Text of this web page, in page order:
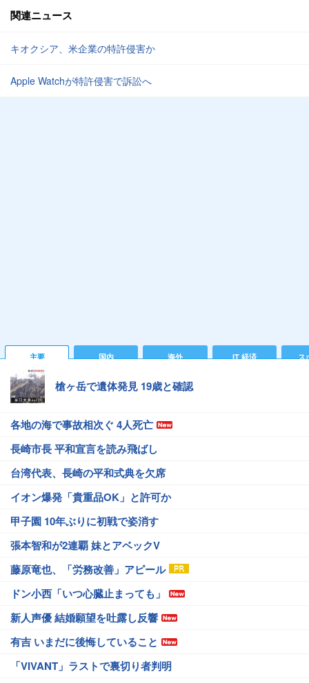
関連ニュース
キオクシア、米企業の特許侵害か
Apple Watchが特許侵害で訴訟へ
主要 国内 海外 IT 経済 ス
槍ヶ岳で遺体発見 19歳と確認
各地の海で事故相次ぐ 4人死亡
長崎市長 平和宣言を読み飛ばし
台湾代表、長崎の平和式典を欠席
イオン爆発「貴重品OK」と許可か
甲子園 10年ぶりに初戦で姿消す
張本智和が2連覇 妹とアベックV
藤原竜也、「労務改善」アピール
ドン小西「いつ心臓止まっても」
新人声優 結婚願望を吐露し反響
有吉 いまだに後悔していること
「VIVANT」ラストで裏切り者判明